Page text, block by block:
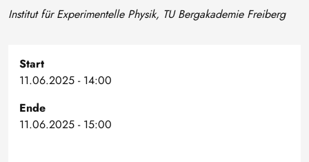
Institut für Experimentelle Physik, TU Bergakademie Freiberg
Start
11.06.2025 - 14:00
Ende
11.06.2025 - 15:00